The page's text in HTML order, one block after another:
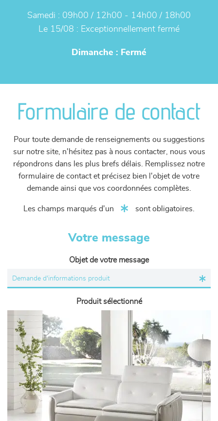
Samedi : 09h00 / 12h00 - 14h00 / 18h00
Le 15/08 : Exceptionnellement fermé
Dimanche : Fermé
Formulaire de contact
Pour toute demande de renseignements ou suggestions
sur notre site, n'hésitez pas à nous contacter, nous vous
répondrons dans les plus brefs délais. Remplissez notre
formulaire de contact et précisez bien l'objet de votre
demande ainsi que vos coordonnées complètes.
Les champs marqués d'un sont obligatoires.
Votre message
Objet de votre message
Produit sélectionné